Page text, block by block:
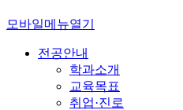
모바일메뉴열기
전공안내
학과소개
교육목표
취업·진로